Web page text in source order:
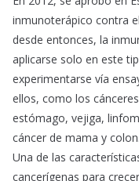
inmunoterápico contra
desde entonces, la
aplicarse solo en este
experimentarse vía
ellos, como los
estómago, vejiga,
cáncer de mama y colon.
Una de las
cancerígenas para